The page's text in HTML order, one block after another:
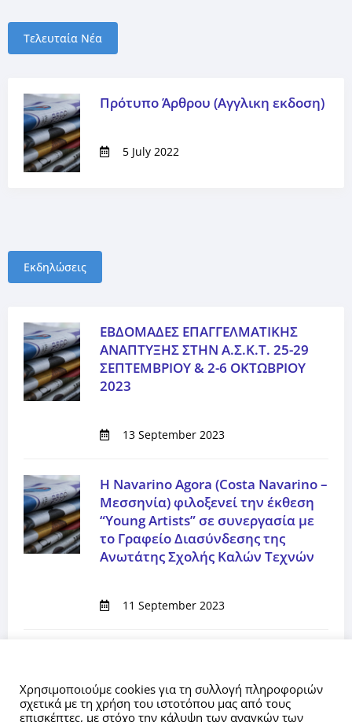
Τελευταία Νέα
Πρότυπο Άρθρου (Αγγλικη εκδοση)
5 July 2022
Εκδηλώσεις
ΕΒΔΟΜΑΔΕΣ ΕΠΑΓΓΕΛΜΑΤΙΚΗΣ
ΑΝΑΠΤΥΞΗΣ ΣΤΗΝ Α.Σ.Κ.Τ. 25-29
ΣΕΠΤΕΜΒΡΙΟΥ & 2-6 ΟΚΤΩΒΡΙΟΥ
2023
13 September 2023
Η Navarino Agora (Costa Navarino –
Μεσσηνία) φιλοξενεί την έκθεση
“Young Artists” σε συνεργασία με
το Γραφείο Διασύνδεσης της
Ανωτάτης Σχολής Καλών Τεχνών
11 September 2023
Ίδρυμα Τσαρούχη | Εγκαίνια
Πέμπτη 22 Ιουνίου στις 18:00
Χρησιμοποιούμε cookies για τη συλλογή πληροφοριών
σχετικά με τη χρήση του ιστοτόπου μας από τους
επισκέπτες, με στόχο την κάλυψη των αναγκών των